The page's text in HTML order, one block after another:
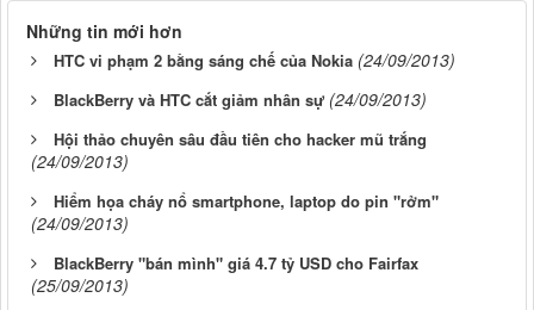
Những tin mới hơn
HTC vi phạm 2 bằng sáng chế của Nokia (24/09/2013)
BlackBerry và HTC cắt giảm nhân sự (24/09/2013)
Hội thảo chuyên sâu đầu tiên cho hacker mũ trắng
(24/09/2013)
Hiểm họa cháy nổ smartphone, laptop do pin "rởm"
(24/09/2013)
BlackBerry "bán mình" giá 4.7 tỷ USD cho Fairfax
(25/09/2013)